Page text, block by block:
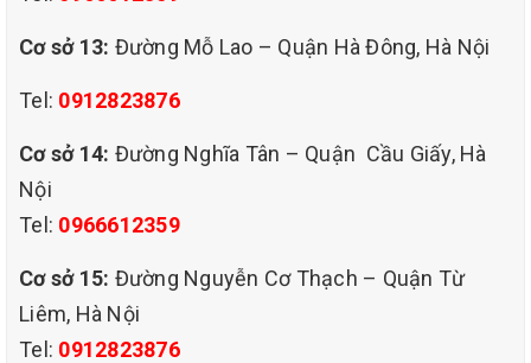
+ Bước 2: Dùng máy hút bụi chuyên dụng để hút toàn bộ bụi bẩn
bám trên ghế sofa
sofa và pha theo đúng tiêu chuẩn.
+ Bước 4: Phun dung dịch chuyên dụng lên trên bề mặt của ghế
sofa.
+ Bước 5: Dùng máy đánh tay chuyên dụng để đánh tan hết các
vết ố bẩn trên sofa.
+ Bước 6: Sử dụng máy hút bụi chân không để hút toàn bộ vết
Cơ sở 13: Đường Mỗ Lao – Quận Hà Đông, Hà Nội
Tel: 0912823876
Cơ sở 14: Đường Nghĩa Tân – Quận Cầu Giấy, Hà
Nội
Tel: 0966612359
Cơ sở 15: Đường Nguyễn Cơ Thạch – Quận Từ
Liêm, Hà Nội
Tel: 0912823876